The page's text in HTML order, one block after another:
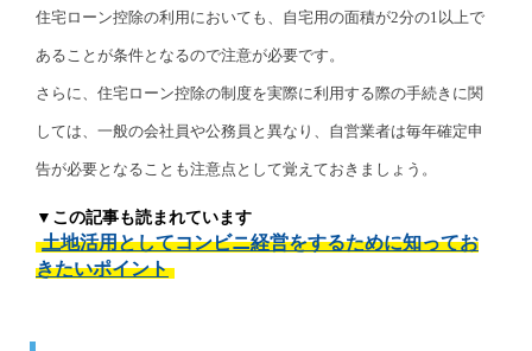
住宅ローン控除の利用においても、自宅用の面積が2分の1以上で
あることが条件となるので注意が必要です。
さらに、住宅ローン控除の制度を実際に利用する際の手続きに関
しては、一般の会社員や公務員と異なり、自営業者は毎年確定申
告が必要となることも注意点として覚えておきましょう。
▼この記事も読まれています
土地活用としてコンビニ経営をするために知ってお
きたいポイント